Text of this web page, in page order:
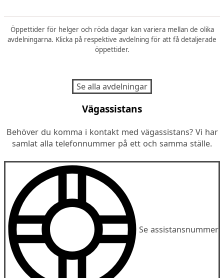
Öppettider för helger och röda dagar kan variera mellan de olika
avdelningarna. Klicka på respektive avdelning för att få detaljerade
öppettider.
Se alla avdelningar
Vägassistans
Behöver du komma i kontakt med vägassistans? Vi har
samlat alla telefonnummer på ett och samma ställe.
Se assistansnummer